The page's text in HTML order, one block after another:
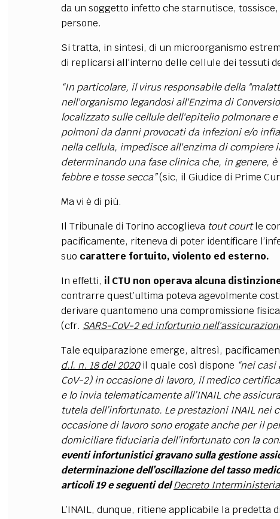
da un soggetto infetto che starnutisce,
persone.
Si tratta, in sintesi, di un microorganismo
di replicarsi all'interno delle cellule dei tessuti
“In particolare, il virus responsabile della
nell'organismo legandosi all'Enzima di
localizzato sulle cellule dell'epitelio polmonare
polmoni da danni provocati da infezioni e/o
nella cellula, impedisce all'enzima di
determinando una fase clinica che, in genere,
febbre e tosse secca”(sic, il Giudice di Prime
Ma vi è di più.
Il Tribunale di Torino accoglieva tout courtle
pacificamente, riteneva di poter identificare
suo carattere fortuito, violento ed esterno.
In effetti, il CTU non operava alcuna
contrarre quest’ultima poteva agevolmente
derivare quantomeno una compromissione
(cfr. SARS-CoV-2 ed infortunio
Tale equiparazione emerge, altresì,
d.l. n. 18 del 2020il quale così dispone “nei
CoV-2) in occasione di lavoro, il medico
e lo invia telematicamente all’INAIL che
tutela dell’infortunato. Le prestazioni INAIL nei
occasione di lavoro sono erogate anche per il
domiciliare fiduciaria dell’infortunato con la
eventi infortunistici gravano sulla gestione
determinazione dell’oscillazione del tasso
articoli 19 e seguenti delDecreto
L’INAIL, dunque, ritiene applicabile la predetta